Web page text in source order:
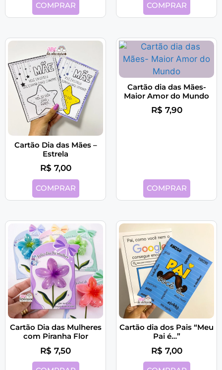
COMPRAR COMPRAR
Cartão Dia das Mães –
Estrela
R$ 7,00
COMPRAR
Cartão dia das Mães-
Maior Amor do Mundo
R$ 7,90
COMPRAR
Cartão Dia das Mulheres
com Piranha Flor
R$ 7,50
Cartão dia dos Pais “Meu
Pai é…”
R$ 7,00